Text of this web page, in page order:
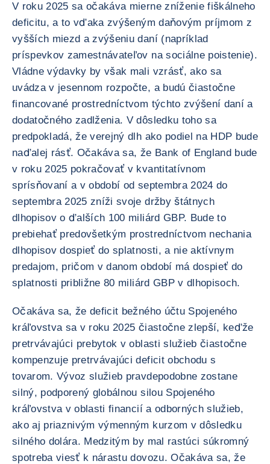
V roku 2025 sa očakáva mierne zníženie fiškálneho
deficitu, a to vďaka zvýšeným daňovým príjmom z
vyšších miezd a zvýšeniu daní (napríklad
príspevkov zamestnávateľov na sociálne poistenie).
Vládne výdavky by však mali vzrásť, ako sa
uvádza v jesennom rozpočte, a budú čiastočne
financované prostredníctvom týchto zvýšení daní a
dodatočného zadlženia. V dôsledku toho sa
predpokladá, že verejný dlh ako podiel na HDP bude
naďalej rásť. Očakáva sa, že Bank of England bude
v roku 2025 pokračovať v kvantitatívnom
sprísňovaní a v období od septembra 2024 do
septembra 2025 zníži svoje držby štátnych
dlhopisov o ďalších 100 miliárd GBP. Bude to
prebiehať predovšetkým prostredníctvom nechania
dlhopisov dospieť do splatnosti, a nie aktívnym
predajom, pričom v danom období má dospieť do
splatnosti približne 80 miliárd GBP v dlhopisoch.
Očakáva sa, že deficit bežného účtu Spojeného
kráľovstva sa v roku 2025 čiastočne zlepší, keďže
pretrvávajúci prebytok v oblasti služieb čiastočne
kompenzuje pretrvávajúci deficit obchodu s
tovarom. Vývoz služieb pravdepodobne zostane
silný, podporený globálnou silou Spojeného
kráľovstva v oblasti financií a odborných služieb,
ako aj priaznivým výmenným kurzom v dôsledku
silného dolára. Medzitým by mal rastúci súkromný
spotreba viesť k nárastu dovozu. Očakáva sa, že